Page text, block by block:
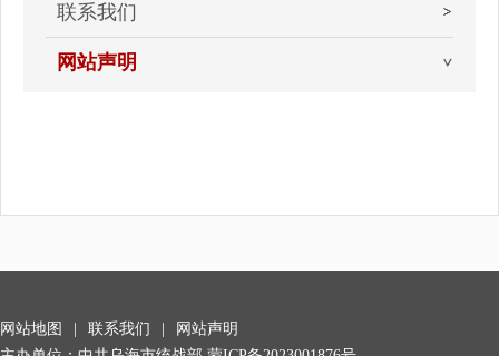
联系我们
网站声明
网站地图 联系我们
网站声明